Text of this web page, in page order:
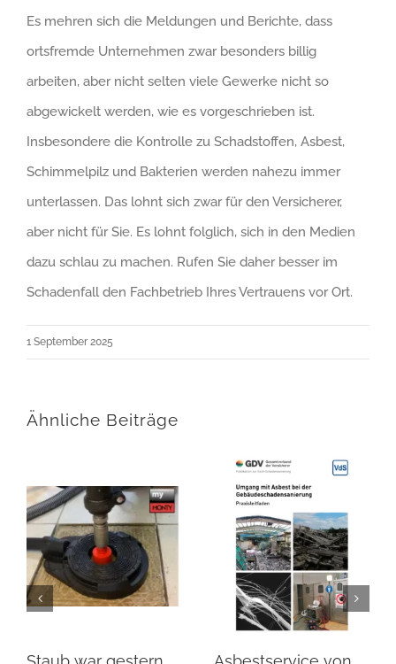
Es mehren sich die Meldungen und Berichte, dass
ortsfremde Unternehmen zwar besonders billig
arbeiten, aber nicht selten viele Gewerke nicht so
abgewickelt werden, wie es vorgeschrieben ist.
Insbesondere die Kontrolle zu Schadstoffen, Asbest,
Schimmelpilz und Bakterien werden nahezu immer
unterlassen. Das lohnt sich zwar für den Versicherer,
aber nicht für Sie. Es lohnt folglich, sich in den Medien
dazu schlau zu machen. Rufen Sie daher besser im
Schadenfall den Fachbetrieb Ihres Vertrauens vor Ort.
1 September 2025
Ähnliche Beiträge